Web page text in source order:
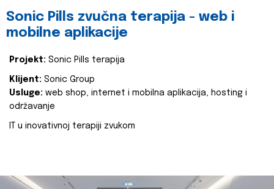
Sonic Pills zvučna terapija - web i
mobilne aplikacije
Projekt: Sonic Pills terapija
Klijent: Sonic Group
Usluge: web shop, internet i mobilna aplikacija, hosting i
održavanje
IT u inovativnoj terapiji zvukom